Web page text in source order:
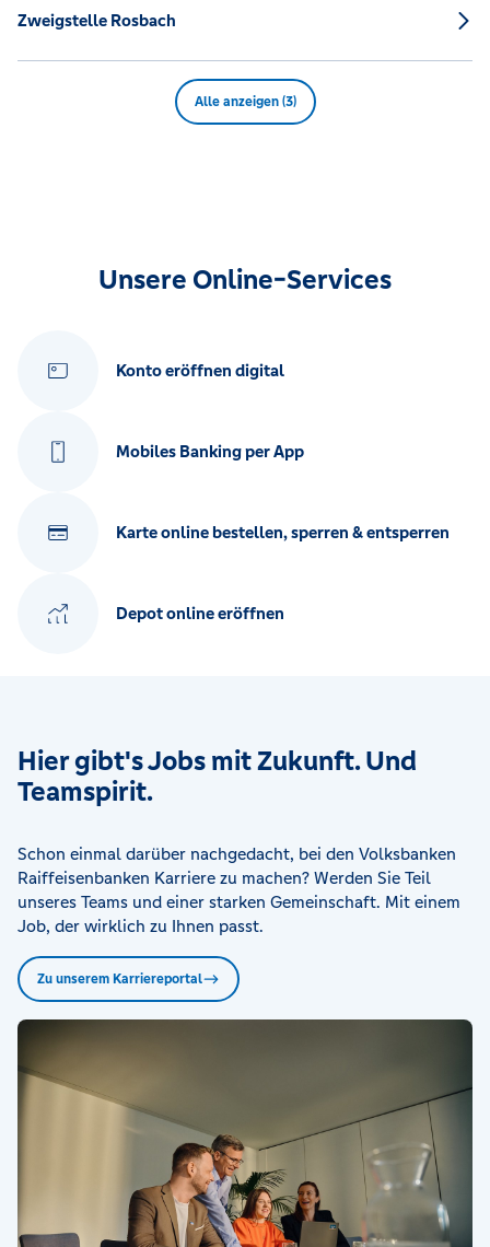
Zweigstelle Rosbach
Alle anzeigen (3)
Unsere Online-Services
Konto eröffnen digital
Mobiles Banking per App
Karte online bestellen, sperren & entsperren
Depot online eröffnen
Hier gibt's Jobs mit Zukunft. Und
Teamspirit.
Schon einmal darüber nachgedacht, bei den Volksbanken
Raiffeisenbanken Karriere zu machen? Werden Sie Teil
unseres Teams und einer starken Gemeinschaft. Mit einem
Job, der wirklich zu Ihnen passt.
Zu unserem Karriereportal